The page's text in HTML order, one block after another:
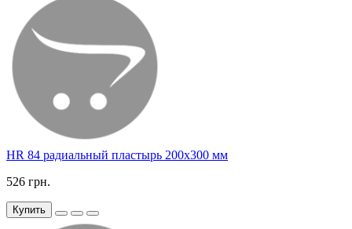
HR 84 радиальный пластырь 200х300 мм
526 грн.
Купить